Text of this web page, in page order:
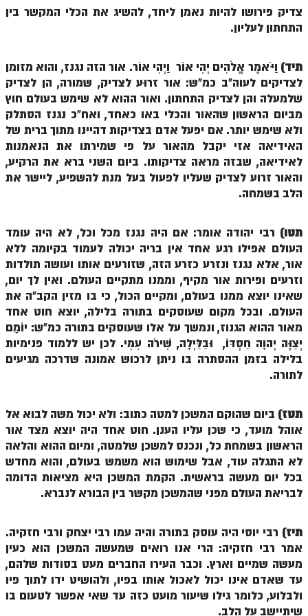
ספר הזוהר – שמות
הזוהר הקדוש שמות מתקדמים
הזוהר הקדוש וארא מתחילים
הזוהר הקדוש וארא מתקדמים
הזוהר הקדוש בא מתחילים
הזוהר הקדוש בא מתקדמים
הזוהר הקדוש בשלח מתקדמים
הזוהר הקדוש יתרו מתחילים
הזוהר הקדוש יתרו מתקדמים
משפטים מתחילים
הזוהר הקדוש משפטים מתקדמים
הזוהר הקדוש תרומה השקפה
הזוהר הקדוש תרומה מתקדמים
הזוהר הקדוש ספרא דצניעותא
הזוהר הקדוש תצווה השקפה
הזוהר הקדוש תצווה מתקדמים
ספר הזוהר הקדוש כי תשא השקפה
ספר הזוהר הקדוש ויקהל השקפה
ספר הזוהר הקדוש ויקהל מתקדמים
ספר הזוהר הקדוש פיקודי מתחילים
ספר הזוהר הקדוש פיקודי מתקדמים
צדיק פירושו להיות נאמן ליחד, להשיג את הכלי המקשר בין
התחתון לעליון.
תיד) וַיֹּאמֶר אֱלֹהִים יְהִי אוֹר וַיְהִי אוֹר. אור הזה נגנז, והוא מזומן
לצדיקים לעוה"ב כמ"ש: אור זרוּע לצדיק, שמורה, הן לצדיק
שלמעלה והן לצדיק התחתון. ואור ההוא לא שימש בעולם חוץ
מביום הראשון שהאור והכלי באו כאחד, ואח"כ נגנז הסתלק
ולא שימש יותר. אם יפעל אדם בצדיקות דהיינו מתוך ברית של
האידיאה אזי יקבל מהאור על פי שמירתו את הנאמנות
לאידיאה, שבזה מראה צדיקותו. ביום השני ברא את הרקיע,
והאור זרוע לצדיק שעליו לפעול בעל מנת להשפיע, ליישר את
הלב בשמחה.
תטו) רבי יהודה אומר: אם היה נגנז מכל וכל, לא היה עומד
העולם אפילו רגע אחד אין בריה יכולה לעמוד בקיומה ללא
אור, אלא נגנז ונזרע כזרע הזה, שזורעים אותו ועושה תולדות
וזרעים ופירות אור מקיף, וממנו מתקיים העולם. ואין לך יום,
שאינו יוצא ממנו בעולם, ומקיים הכול, כי בו מזין הקב"ה את
העולם. ובכל מקום שעוסקים בתורה בלילה, יוצא חוט אחד
מאור ההוא הגנוז, ונמשך על אלו שעוסקים בתורה כמ"ש: יוֹמָם
יְצַוֶּה יְהוָה חַסְדּוֹ, וּבַלַּיְלָה, שִׁירֹה עִמִּי. לכן יש ללמוד פנימיות
בלילה בזמן ההסתרה בו ניתן לרכוש אמונה שדרכה מגיעים
לתורה.
תטז) ביום שהוקם המשכן למטה כתוב: ולא יכול משה לבוא אל
אוהל מועד, כי שכן עליו הענן. חוט אחד היה יוצא מצד אור
הראשון בשמחת כל, ונכנס למשכן שלמטה, ומיום ההוא והלאה
לא התגלה עוד, אבל שימוש הוא משמש בעולם, והוא מחדש
בכל יום מעשה בראשית. הקמת המשכן היא מציאות הדומה
לבריאת העולם מפני שהמשכן מקשר בין הבורא לנברא.
תיז) רבי יוסי היה עוסק בתורה והיה עמו רבי יצחק ורבי חזקיה.
אמר רבי חזקיה: הרי אנו רואים שמעשה המשכן הוא כעין
מעשה שמיים וארץ. וכבר העירו החברים מעט בסודות שלהם,
עד שאדם אינו יכול לאכול אותו בפיו, ולהושיט ידו לתוך פיו
ולבלוע, כלומר גילו שיעור מועט כזה עד שאי אפשר לטעום בו
שיתיישב על הלב.